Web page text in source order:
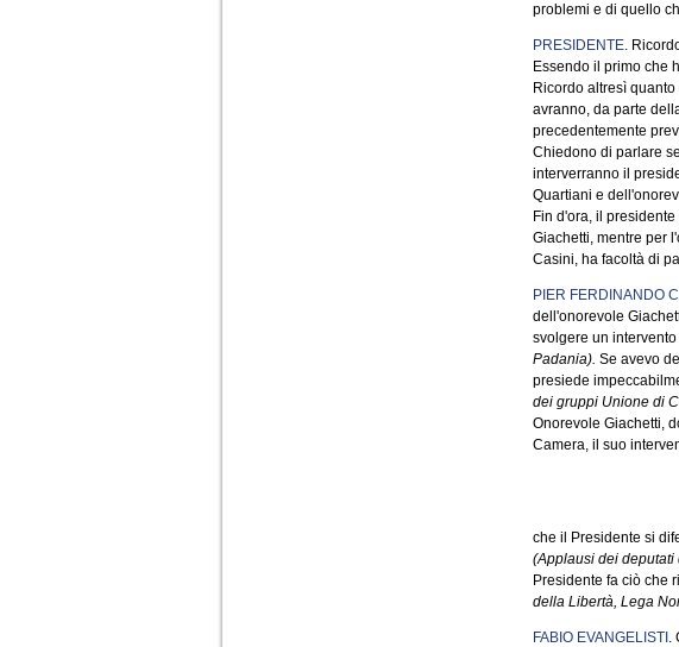
problemi e di quello
PRESIDENTE.
Essendo il primo che
Ricordo altresì
avranno, da parte
precedentemente
Chiedono di parlare
interverranno il
Quartiani e
Fin d'ora, il
Giachetti, mentre per
Casini, ha facoltà di
PIER FERDINANDO
dell'onorevole
svolgere un
Padania). Se avevo
presiede
dei gruppi Unione di
Onorevole Giachetti,
Camera, il suo
che il Presidente si
(Applausi dei deputati
Presidente fa ciò che
della Libertà, Lega
FABIO EVANGELISTI .